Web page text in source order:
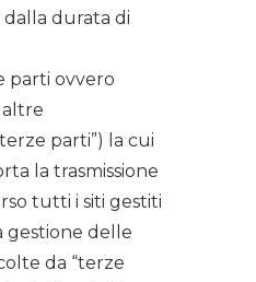
durata di
parti ovvero
altre
parti”) la cui
la trasmissione
tutti i siti gestiti
gestione delle
da “terze